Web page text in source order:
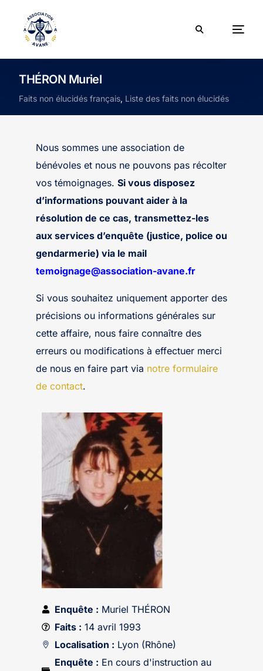
THÉRON Muriel
Faits non élucidés français, Liste des faits non élucidés
Nous sommes une association de
bénévoles et nous ne pouvons pas récolter
vos témoignages. Si vous disposez
d’informations pouvant aider à la
résolution de ce cas, transmettez-les
aux services d’enquête (justice, police ou
gendarmerie) via le mail
temoignage@association-avane.fr
Si vous souhaitez uniquement apporter des
précisions ou informations générales sur
cette affaire, nous faire connaître des
erreurs ou modifications à effectuer merci
de nous en faire part via notre formulaire
de contact.
Enquête : Muriel THÉRON
Faits : 14 avril 1993
Localisation : Lyon (Rhône)
Enquête : En cours d'instruction au